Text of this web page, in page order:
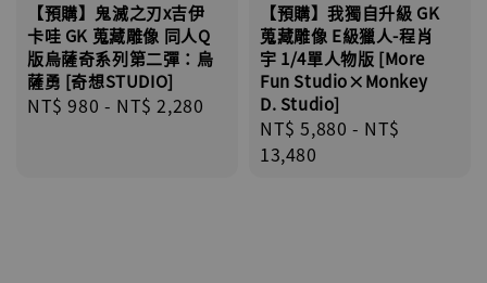
【預購】鬼滅之刃x吉伊
卡哇 GK 蒐藏雕像 同人Q
版烏薩奇系列第二彈：烏
薩勇 [奇想STUDIO]
Regular
NT$ 980 - NT$ 2,280
【預購】我獨自升級 GK
蒐藏雕像 E級獵人-程肖
宇 1/4單人物版 [More
Fun Studio×Monkey
D. Studio]
Regular
price
NT$ 5,880 - NT$
13,480